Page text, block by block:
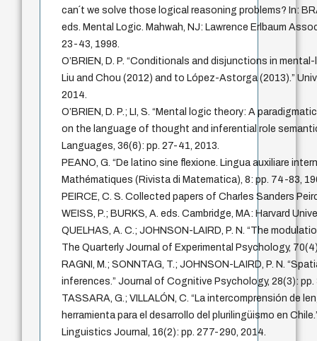
can´t we solve those logical reasoning problems? In:
eds. Mental Logic. Mahwah, NJ: Lawrence Erlbaum
23-43, 1998.
O’BRIEN, D. P. “Conditionals and disjunctions in
Liu and Chou (2012) and to López-Astorga (2013).”
2014.
O’BRIEN, D. P.; LI, S. “Mental logic theory: A
on the language of thought and inferential role
Languages, 36(6): pp. 27-41, 2013.
PEANO, G. “De latino sine flexione. Lingua auxiliare
Mathématiques (Rivista di Matematica), 8: pp. 74-83,
PEIRCE, C. S. Collected papers of Charles Sanders
WEISS, P.; BURKS, A. eds. Cambridge, MA: Harvard
QUELHAS, A. C.; JOHNSON-LAIRD, P. N. “The
The Quarterly Journal of Experimental Psychology,
RAGNI, M.; SONNTAG, T.; JOHNSON-LAIRD, P. N.
inferences.” Journal of Cognitive Psychology, 28(3):
TASSARA, G.; VILLALÓN, C. “La intercomprensión de
herramienta para el desarrollo del plurilingüismo en
Linguistics Journal, 16(2): pp. 277-290, 2014.